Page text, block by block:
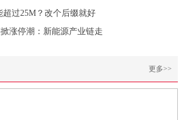
过25M？改个后缀就好
涨停潮：新能源产业链走
更多>>